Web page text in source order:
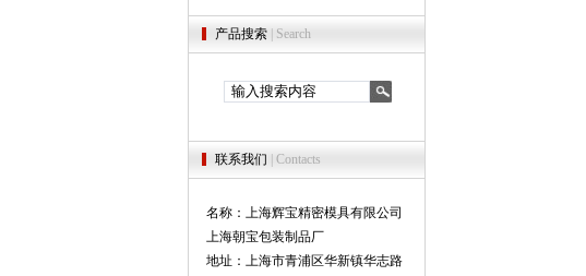
产品搜索 | Search
联系我们 | Contacts
名称：上海辉宝精密模具有限公司
上海朝宝包装制品厂
地址：上海市青浦区华新镇华志路